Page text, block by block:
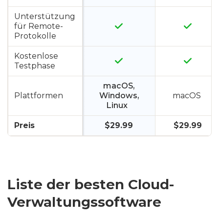
Unterstützung
für Remote-
Protokolle
Kostenlose
Testphase
Plattformen
macOS,
Windows,
Linux
macOS
Preis $29.99 $29.99
Liste der besten Cloud-
Verwaltungssoftware